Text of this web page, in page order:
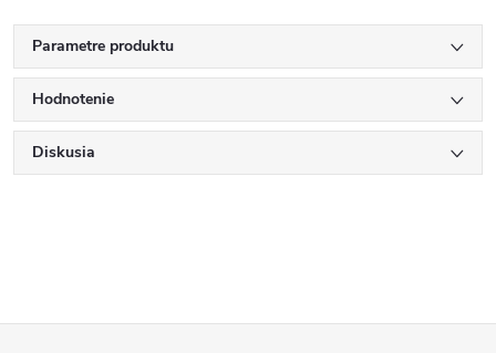
Parametre produktu
Hodnotenie
Diskusia